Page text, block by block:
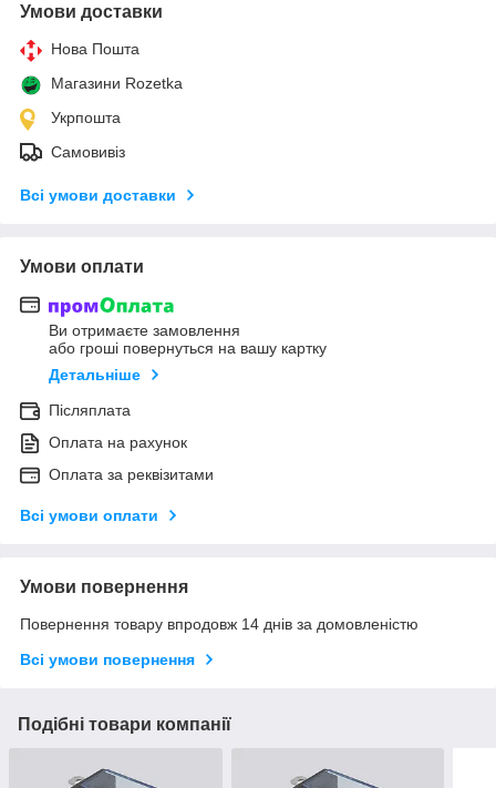
Умови доставки
Нова Пошта
Магазини Rozetka
Укрпошта
Самовивіз
Всі умови доставки
Умови оплати
Ви отримаєте замовлення
або гроші повернуться на вашу картку
Детальніше
Післяплата
Оплата на рахунок
Оплата за реквізитами
Всі умови оплати
Умови повернення
Повернення товару впродовж 14 днів за домовленістю
Всі умови повернення
Подібні товари компанії